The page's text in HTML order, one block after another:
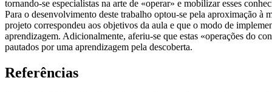
tornando‐se especialistas na arte de «operar» e mobilizar esses
Para o desenvolvimento deste trabalho optou‐se pela aproximação
projeto correspondeu aos objetivos da aula e que o modo de
aprendizagem. Adicionalmente, aferiu‐se que estas «operações do
pautados por uma aprendizagem pela descoberta.
Referências